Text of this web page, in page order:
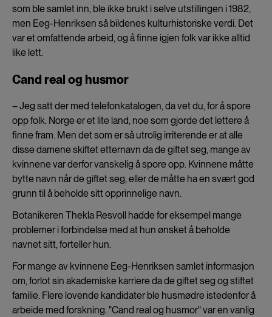
som ble samlet inn, ble ikke brukt i selve utstillingen i 1982,
men Eeg-Henriksen så bildenes kulturhistoriske verdi. Det
var et omfattende arbeid, og å finne igjen folk var ikke alltid
like lett.
Cand real og husmor
– Jeg satt der med telefonkatalogen, da vet du, for å spore
opp folk. Norge er et lite land, noe som gjorde det lettere å
finne fram. Men det som er så utrolig irriterende er at alle
disse damene skiftet etternavn da de giftet seg, mange av
kvinnene var derfor vanskelig å spore opp. Kvinnene måtte
bytte navn når de giftet seg, eller de måtte ha en svært god
grunn til å beholde sitt opprinnelige navn.
Botanikeren Thekla Resvoll hadde for eksempel mange
problemer i forbindelse med at hun ønsket å beholde
navnet sitt, forteller hun.
For mange av kvinnene Eeg-Henriksen samlet informasjon
om, forlot sin akademiske karriere da de giftet seg og stiftet
familie. Flere lovende kandidater ble husmødre istedenfor å
arbeide med forskning. "Cand real og husmor" var en vanlig